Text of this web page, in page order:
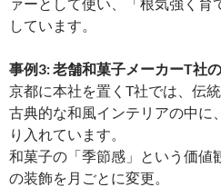
しています。
事例3: 老舗和菓子メーカーT社
京都に本社を置くT社では、伝
古典的な和風インテリアの中に
り入れています。
和菓子の「季節感」という価値
の装飾を月ごとに変更。